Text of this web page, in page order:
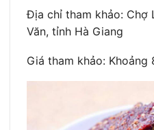
Địa chỉ tham khảo: Chợ
Văn, tỉnh Hà Giang
Giá tham khảo: